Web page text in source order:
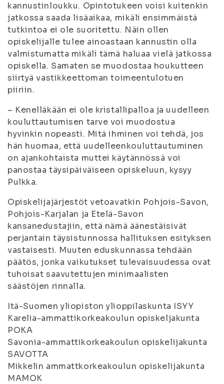
kannustinloukku. Opintotukeen voisi kuitenkin
jatkossa saada lisäaikaa, mikäli ensimmäistä
tutkintoa ei ole suoritettu. Näin ollen
opiskelijalle tulee ainoastaan kannustin olla
valmistumatta mikäli tämä haluaa vielä jatkossa
opiskella. Samaten se muodostaa houkutteen
siirtyä vastikkeettoman toimeentulotuen
piiriin.
– Kenelläkään ei ole kristallipalloa ja uudelleen
kouluttautumisen tarve voi muodostua
hyvinkin nopeasti. Mitä ihminen voi tehdä, jos
hän huomaa, että uudelleenkouluttautuminen
on ajankohtaista muttei käytännössä voi
panostaa täysipäiväiseen opiskeluun, kysyy
Pulkka.
Opiskelijajärjestöt vetoavatkin Pohjois-Savon,
Pohjois-Karjalan ja Etelä-Savon
kansanedustajiin, että nämä äänestäisivät
perjantain täysistunnossa hallituksen esityksen
vastaisesti. Muuten eduskunnassa tehdään
päätös, jonka vaikutukset tulevaisuudessa ovat
tuhoisat saavutettujen minimaalisten
säästöjen rinnalla.
Itä-Suomen yliopiston ylioppilaskunta ISYY
Karelia-ammattikorkeakoulun opiskeljakunta
POKA
Savonia-ammattikorkeakoulun opiskelijakunta
SAVOTTA
Mikkelin ammattkorkeakoulun opiskelijakunta
MAMOK